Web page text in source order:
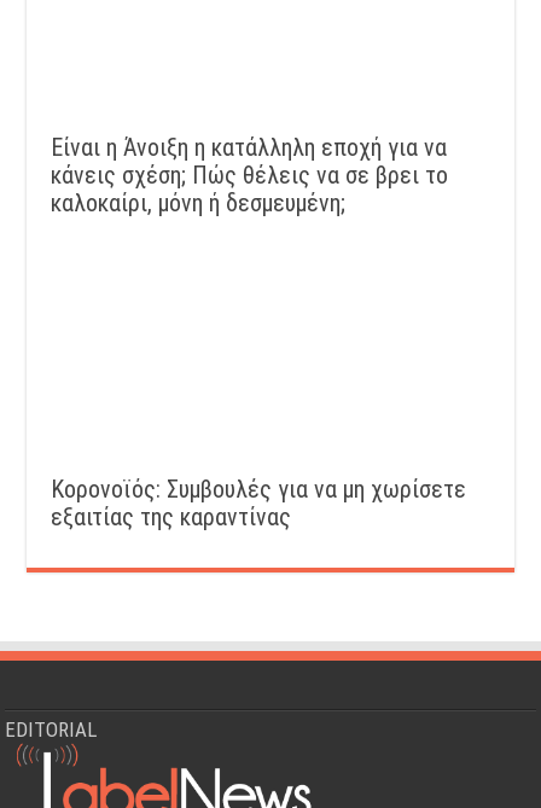
Είναι η Άνοιξη η κατάλληλη εποχή για να
κάνεις σχέση; Πώς θέλεις να σε βρει το
καλοκαίρι, μόνη ή δεσμευμένη;
Κορονοϊός: Συμβουλές για να μη χωρίσετε
εξαιτίας της καραντίνας
EDITORIAL